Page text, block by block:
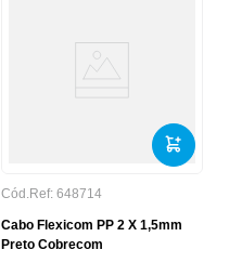
Cód.Ref: 648714
Cabo Flexicom PP 2 X 1,5mm
Preto Cobrecom